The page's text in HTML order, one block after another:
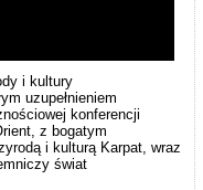
i kultury
uzupełnieniem
konferencji
z bogatym
i kulturą Karpat, wraz
świat